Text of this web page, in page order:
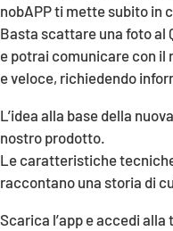
nobAPP ti mette subito in
Basta scattare una foto al
e potrai comunicare con il
e veloce, richiedendo
L’idea alla base della
nostro prodotto.
Le caratteristiche
raccontano una storia di
Scarica l’app e accedi